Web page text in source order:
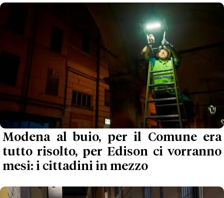
Modena al buio, per il Comune era
tutto risolto, per Edison ci vorranno
mesi: i cittadini in mezzo